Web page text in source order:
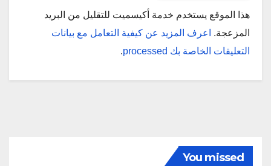
هذا الموقع يستخدم خدمة أكيسميت للتقليل من البريد
المزعجة.
اعرف المزيد عن كيفية التعامل مع بيانات
التعليقات الخاصة بك processed
.
You missed